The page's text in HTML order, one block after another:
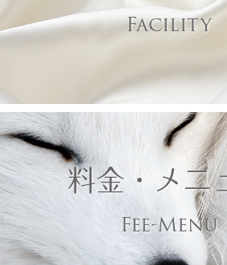
Facility
料金・メニ
Fee-Menu